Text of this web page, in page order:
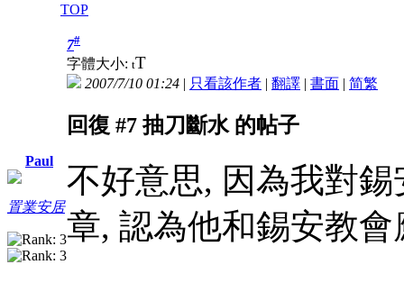
TOP
Paul
置業安居
7#
字體大小: tT
2007/7/10 01:24 | 只看該作者 | 翻譯 | 書面 | 简繁
回復 #7 抽刀斷水 的帖子
不好意思, 因為我對
章, 認為他和錫安教